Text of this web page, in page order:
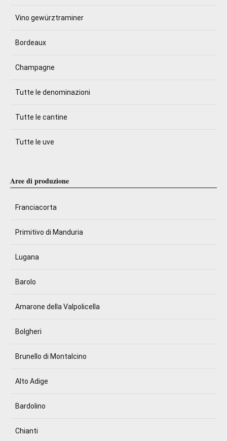
Vino gewürztraminer
Bordeaux
Champagne
Tutte le denominazioni
Tutte le cantine
Tutte le uve
Aree di produzione
Franciacorta
Primitivo di Manduria
Lugana
Barolo
Amarone della Valpolicella
Bolgheri
Brunello di Montalcino
Alto Adige
Bardolino
Chianti